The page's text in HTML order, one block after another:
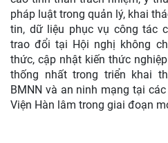
pháp luật trong quản lý, khai
tin, dữ liệu phục vụ công tác
trao đổi tại Hội nghị không
thức, cập nhật kiến thức
thống nhất trong triển khai
BMNN và an ninh mạng tại
Viện Hàn lâm trong giai đoạn